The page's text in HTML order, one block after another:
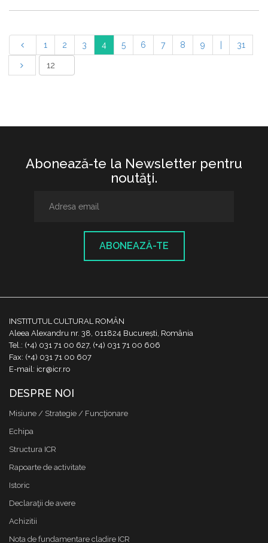
1 2 3 4 5 6 7 8 9 31
Abonează-te la Newsletter pentru
noutăţi.
ABONEAZĂ-TE
INSTITUTUL CULTURAL ROMÂN
Aleea Alexandru nr. 38, 011824 București, România
Tel.: (+4) 031 71 00 627, (+4) 031 71 00 606
Fax: (+4) 031 71 00 607
E-mail: icr@icr.ro
DESPRE NOI
Misiune / Strategie / Funcţionare
Echipa
Structura ICR
Rapoarte de activitate
Istoric
Declaraţii de avere
Achizitii
Nota de fundamentare cladire ICR